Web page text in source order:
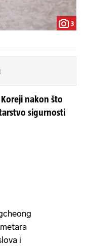
3
nakon što
sigurnosti
i